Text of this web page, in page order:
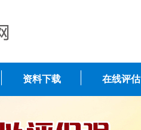
资料下载 在线评估